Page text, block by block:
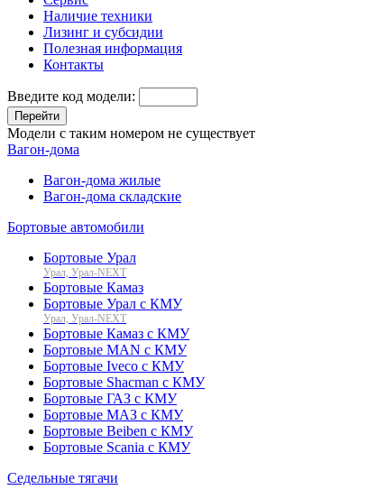
Наличие техники
Лизинг и субсидии
Полезная информация
Контакты
Введите код модели:
Перейти
Модели с таким номером не существует
Вагон-дома
Вагон-дома жилые
Вагон-дома складские
Бортовые автомобили
Бортовые Урал
Урал, Урал-NEXT
Бортовые Камаз
Бортовые Урал с КМУ
Урал, Урал-NEXT
Бортовые Камаз с КМУ
Бортовые MAN с КМУ
Бортовые Iveco с КМУ
Бортовые Shacman с КМУ
Бортовые ГАЗ с КМУ
Бортовые МАЗ с КМУ
Бортовые Beiben с КМУ
Бортовые Scania с КМУ
Седельные тягачи